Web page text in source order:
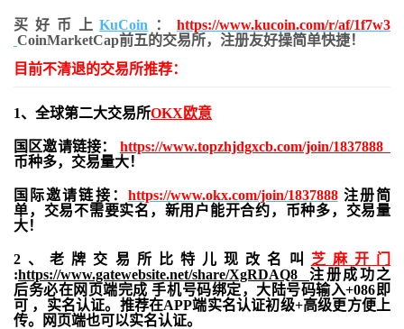
买好币上KuCoin ：https://www.kucoin.com/r/af/1f7w3
CoinMarketCap前五的交易所，注册友好操简单快捷！
目前不清退的交易所推荐：
1、全球第二大交易所OKX欧意
国区邀请链接： https://www.topzhjdgxcb.com/join/1837888
币种多，交易量大！
国际邀请链接： https://www.okx.com/join/1837888注册简
单，交易不需要实名，新用户能开合约， 币种多，交易量
大！
2、老牌交易所比特儿现改名叫 芝麻开门
:https://www.gatewebsite.net/share/XgRDAQ8 注册成功之
后务必在网页端完成 手机号码绑定，大陆号码输入+086即
可 ，实名认证。推荐在APP端实名认证初级+高级更方便上
传。网页端也可以实名认证。